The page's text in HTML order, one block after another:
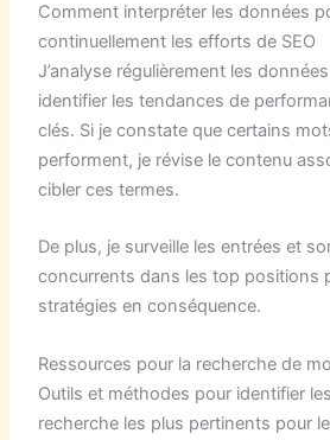
Comment interpréter les données
continuellement les efforts de SEO
J’analyse régulièrement les
identifier les tendances de
clés. Si je constate que certains
performent, je révise le contenu
cibler ces termes.
De plus, je surveille les entrées et
concurrents dans les top positions
stratégies en conséquence.
Ressources pour la recherche de
Outils et méthodes pour identifier
recherche les plus pertinents pour